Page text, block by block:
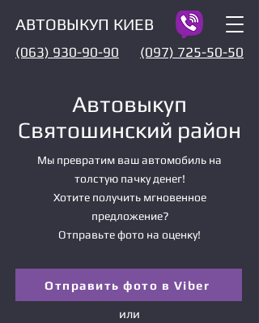
АВТОВЫКУП КИЕВ
(097) 725-50-50
(063) 930-90-90
Автовыкуп
Святошинский район
Мы превратим ваш автомобиль на
толстую пачку денег!
Хотите получить мгновенное
предложение?
Отправьте фото на оценку!
Отправить фото в Viber
или